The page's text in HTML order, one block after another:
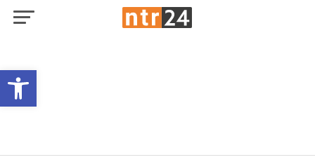
Open toolbar